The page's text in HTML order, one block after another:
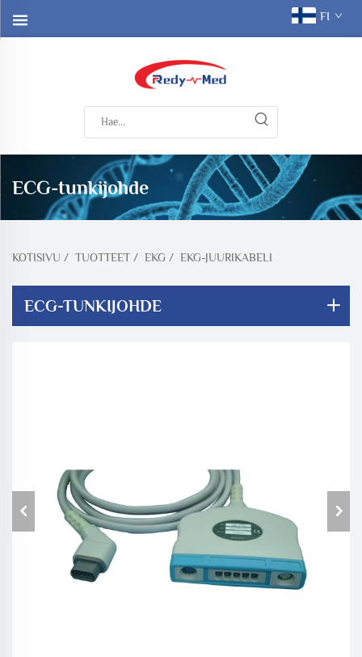
FI
ECG-tunkijohde
KOTISIVU / TUOTTEET / EKG / EKG-JUURIKABELI
ECG-TUNKIJOHDE